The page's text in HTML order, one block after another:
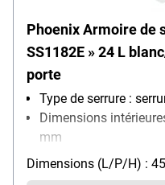
Phoenix Armoire de
SS1182E » 24 L
porte
Type de serrure :
Dimensions
mm
Fixation : fixation au
Utilisation du produit
Dimensions (L/P/H) :